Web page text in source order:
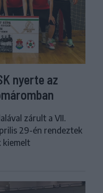
nyerte az
zárult a VII.
29-én rendeztek
kiemelt